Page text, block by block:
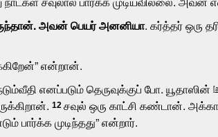
அவன் பெயர் அனனியா. கர்த்தர் ஒரு
என்றான்.
எனப்படும் தெருவுக்குப் போ. யூதாஸின் [
12 சவுல் ஒரு காட்சி கண்டான்.
முடிந்தது” என்றார்.